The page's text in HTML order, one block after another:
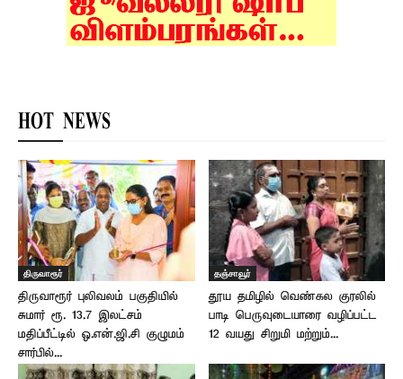
HOT NEWS
திருவாரூர்
திருவாரூர் புலிவலம் பகுதியில்
சுமார் ரூ. 13.7 இலட்சம்
மதிப்பீட்டில் ஓ.என்.ஜி.சி குழுமம்
சார்பில்...
தஞ்சாவூர்
தூய தமிழில் வெண்கல குரலில்
பாடி பெருவுடையாரை வழிப்பட்ட
12 வயது சிறுமி மற்றும்...